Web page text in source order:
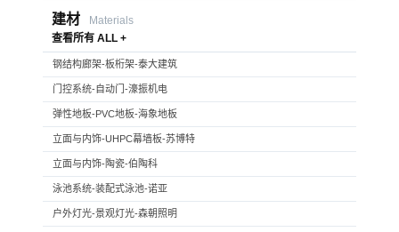
建材
Materials
查看所有 ALL +
钢结构廊架-板桁架-泰大建筑
门控系统-自动门-濠振机电
弹性地板-PVC地板-海象地板
立面与内饰-UHPC幕墙板-苏博特
立面与内饰-陶瓷-伯陶科
泳池系统-装配式泳池-诺亚
户外灯光-景观灯光-森朝照明